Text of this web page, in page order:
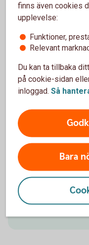
Villkor
Här hittar du
Smarta
Swisha med
Swisha snabbare
skapa egen QR-kod
finns även cookies
upplevelse:
Funktioner,
Relevant
Du kan ta tillbaka
på cookie-sidan
inloggad. Så
Bara